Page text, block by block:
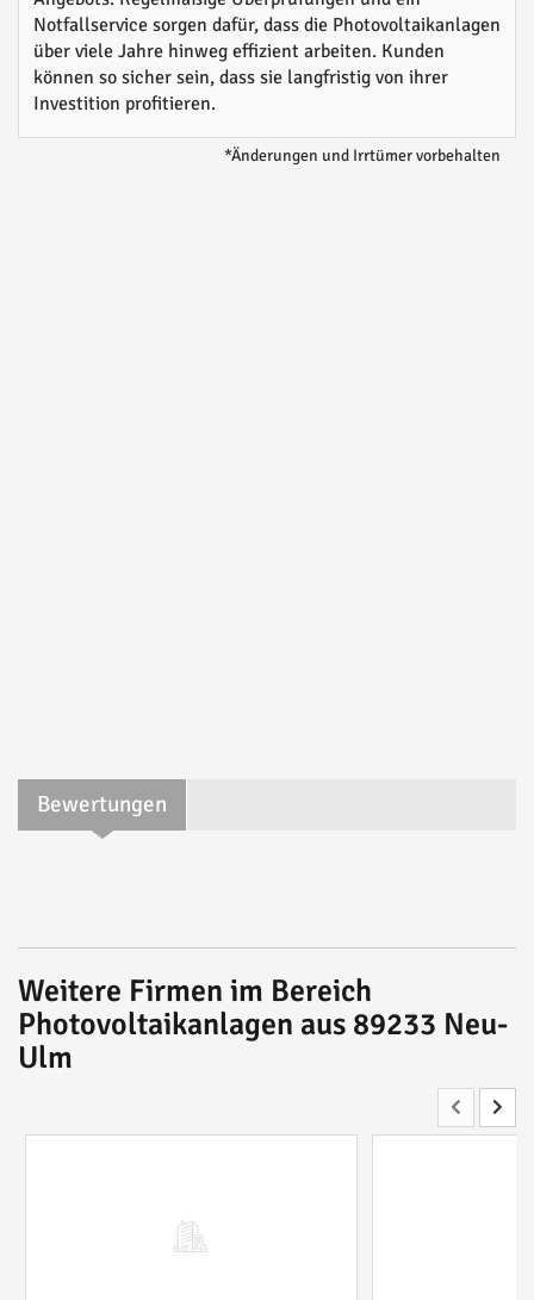
Notfallservice sorgen dafür, dass die Photovoltaikanlagen
über viele Jahre hinweg effizient arbeiten. Kunden
können so sicher sein, dass sie langfristig von ihrer
Investition profitieren.
*Änderungen und Irrtümer vorbehalten
Bewertungen
Weitere Firmen im Bereich
Photovoltaikanlagen aus 89233 Neu-
Ulm